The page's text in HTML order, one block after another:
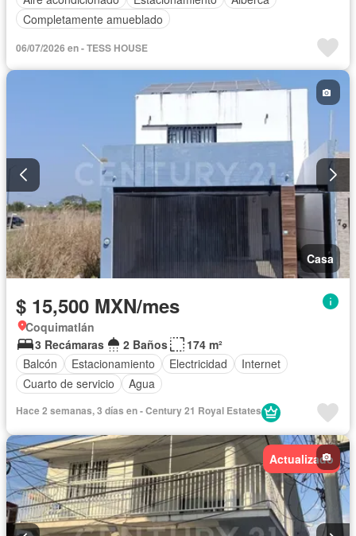
Completamente amueblado
06/07/2026 en - TESS HOUSE
Casa
$ 15,500 MXN/mes
Coquimatlán
3 Recámaras
2 Baños
174 m²
Balcón
Estacionamiento Electricidad
Internet
Cuarto de servicio
Agua
Hace 2 semanas, 3 días en - Century 21 Royal Estates
Actualizado